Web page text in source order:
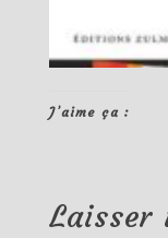
J’aime ça :
Laisser